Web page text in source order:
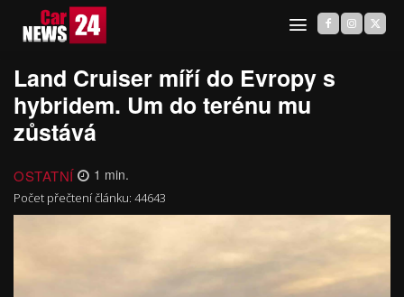
Land Cruiser míří do Evropy s
hybridem. Um do terénu mu
zůstává
OSTATNÍ 1 min.
Počet přečtení článku: 44643